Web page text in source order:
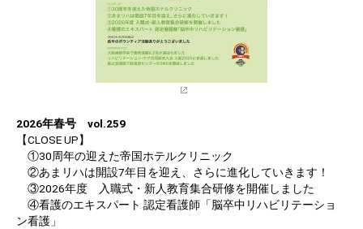
2026年春号 vol.259
【CLOSE UP】
①30周年の迎えた帝国ホテルクリニック
②あまリハは開設7年目を迎え、さらに進化していきます！
③2026年度 入職式・新人教育集合研修を開催しました
④看護のエキスパート 認定看護師「脳卒中リハビリテーショ
ン看護」